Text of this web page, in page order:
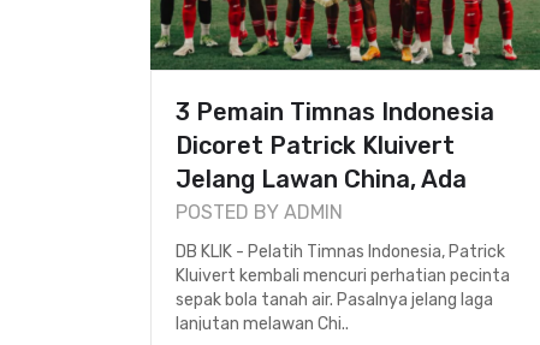
3 Pemain Timnas Indonesia
Dicoret Patrick Kluivert
Jelang Lawan China, Ada
Marse..
POSTED BY ADMIN
DB KLIK - Pelatih Timnas Indonesia, Patrick
Kluivert kembali mencuri perhatian pecinta
sepak bola tanah air. Pasalnya jelang laga
lanjutan melawan Chi..